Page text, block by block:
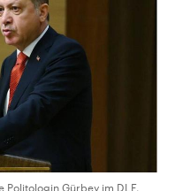
Politologin Gürbey im DLF.